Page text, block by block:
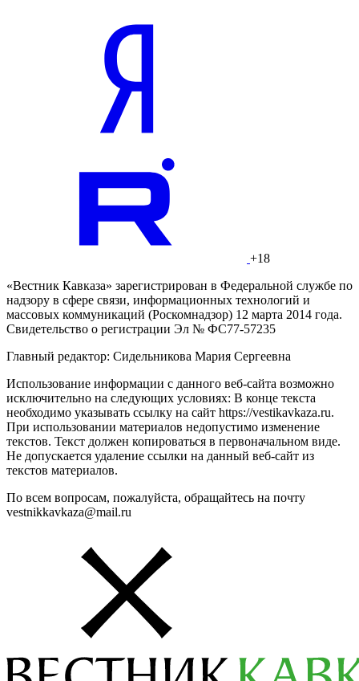
+18
«Вестник Кавказа» зарегистрирован в Федеральной службе по
надзору в сфере связи, информационных технологий и
массовых коммуникаций (Роскомнадзор) 12 марта 2014 года.
Свидетельство о регистрации Эл № ФС77-57235
Главный редактор: Сидельникова Мария Сергеевна
Использование информации с данного веб-сайта возможно
исключительно на следующих условиях: В конце текста
необходимо указывать ссылку на сайт https://vestikavkaza.ru.
При использовании материалов недопустимо изменение
текстов. Текст должен копироваться в первоначальном виде.
Не допускается удаление ссылки на данный веб-сайт из
текстов материалов.
По всем вопросам, пожалуйста, обращайтесь на почту
vestnikkavkaza@mail.ru